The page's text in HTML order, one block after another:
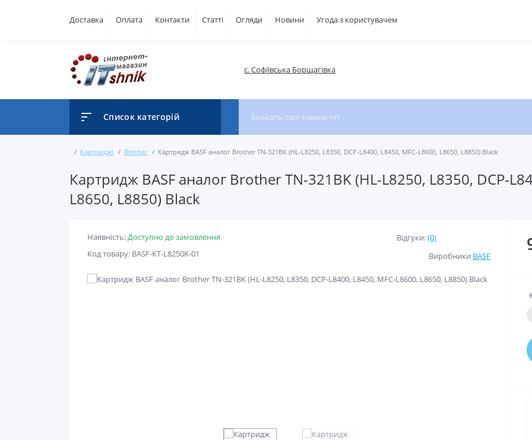
Доставка Оплата Контакти Статті Огляди Новини Угода з користувачем
с. Софіївська Борщагівка
Список категорій
Картриджі Brother Картридж BASF аналог Brother TN-321BK (HL-L8250, L8350, DCP-L8400, L8450, MFC-L8600, L8650, L8850) Black
Картридж BASF аналог Brother TN-321BK (HL-L8250, L8350, DCP-
L8650, L8850) Black
Наявність:Доступно до замовлення
Код товару: BASF-KT-L8250K-01
Відгуки:(0)
Виробники BASF